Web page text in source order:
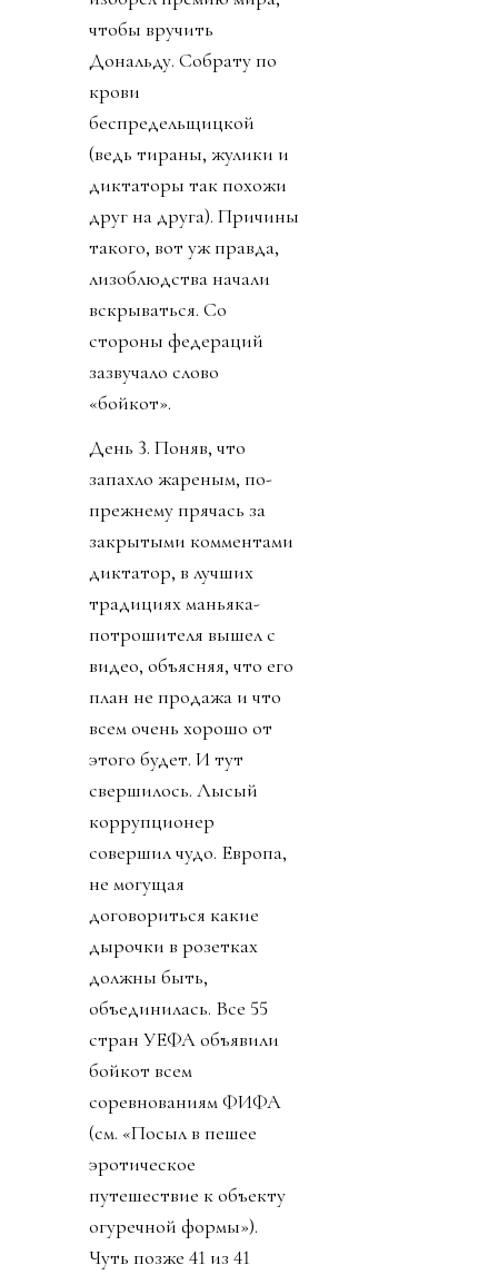
чтобы вручить
Дональду. Собрату по
крови
беспредельщицкой
(ведь тираны, жулики и
диктаторы так похожи
друг на друга). Причины
такого, вот уж правда,
лизоблюдства начали
вскрываться. Со
стороны федераций
зазвучало слово
«бойкот».
День 3. Поняв, что
запахло жареным, по-
прежнему прячась за
закрытыми комментами
диктатор, в лучших
традициях маньяка-
потрошителя вышел с
видео, объясняя, что его
план не продажа и что
всем очень хорошо от
этого будет. И тут
свершилось. Лысый
коррупционер
совершил чудо. Европа,
не могущая
договориться какие
дырочки в розетках
должны быть,
объединилась. Все 55
стран УЕФА объявили
бойкот всем
соревнованиям ФИФА
(см. «Посыл в пешее
эротическое
путешествие к объекту
огуречной формы»).
Чуть позже 41 из 41